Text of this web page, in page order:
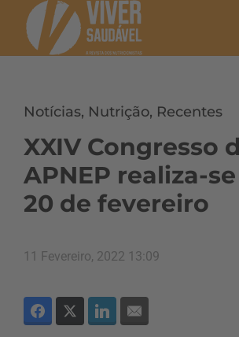
Notícias, Nutrição, Recentes
XXIV Congresso
APNEP realiza-se
20 de fevereiro
11 Fevereiro, 2022 13:09